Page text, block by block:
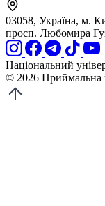
03058, Україна, м.
просп. Любомира
Національний
© 2026 Приймальна